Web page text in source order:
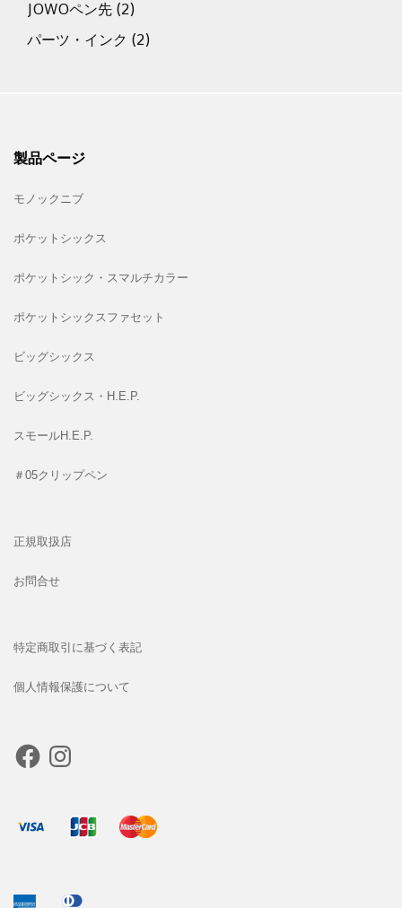
JOWOペン先 (2)
パーツ・インク (2)
製品ページ
モノックニブ
ポケットシックス
ポケットシック・スマルチカラー
ポケットシックスファセット
ビッグシックス
ビッグシックス・H.E.P.
スモールH.E.P.
＃05クリップペン
正規取扱店
お問合せ
特定商取引に基づく表記
個人情報保護について
FacebookInstagram